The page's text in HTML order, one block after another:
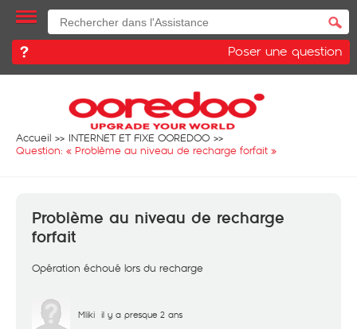
Poser une question
Accueil
INTERNET ET FIXE OOREDOO
Question: « Problème au niveau de recharge forfait »
Problème au niveau de recharge
forfait
Opération échoué lors du recharge
Mliki il y a presque 2 ans